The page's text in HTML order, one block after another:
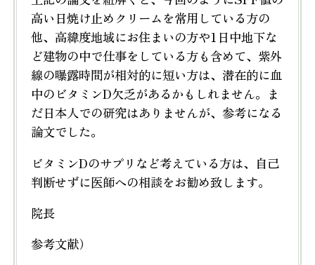
高い日焼け止めクリームを常用している方の
他、高緯度地域にお住まいの方や1日中地下な
ど建物の中で仕事をしている方も含めて、紫外
線の曝露時間が相対的に短い方は、潜在的に血
中のビタミンD欠乏があるかもしれません。ま
だ日本人での研究はありませんが、参考になる
論文でした。
ビタミンDのサプリなど考えている方は、自己
判断せずに医師への相談をお勧め致します。
院長
参考文献）